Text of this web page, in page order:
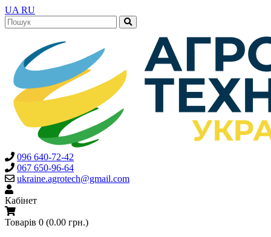
UA RU
096 640-72-42
067 650-96-64
ukraine.agrotech@gmail.com
Кабінет
Товарів 0 (0.00 грн.)